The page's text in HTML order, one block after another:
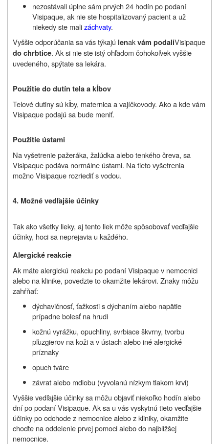
nezostávali úplne sám prvých 24 hodín po podaní
Visipaque, ak nie ste hospitalizovaný pacient a už
niekedy ste malizáchvaty.
Vyššie odporúčania sa vás týkajú lenakvám podaliVisipaque
do chrbtice. Ak si nie ste istý ohľadom čohokoľvek vyššie
uvedeného, spýtate sa lekára.
Použitie do dutín tela a kĺbov
Telové dutiny sú kĺby, maternica a vajíčkovody. Ako a kde vám
Visipaque podajú sa bude meniť.
Použitie ústami
Na vyšetrenie pažeráka, žalúdka alebo tenkého čreva, sa
Visipaque podáva normálne ústami. Na tieto vyšetrenia
možno Visipaque rozriediť s vodou.
4. Možné vedľajšie účinky
Tak ako všetky lieky, aj tento liek môže spôsobovať vedľajšie
účinky, hoci sa neprejavia u každého.
Alergické reakcie
Ak máte alergickú reakciu po podaní Visipaque v nemocnici
alebo na klinike, povedzte to okamžite lekárovi. Znaky môžu
zahŕňať:
dýchavičnosť, ťažkosti s dýchaním alebo napätie
prípadne bolesť na hrudi
kožnú vyrážku, opuchliny, svrbiace škvrny, tvorbu
pľuzgierov na koži a v ústach alebo iné alergické
príznaky
opuch tváre
závrat alebo mdlobu (vyvolanú nízkym tlakom krvi)
Vyššie vedľajšie účinky sa môžu objaviť niekoľko hodín alebo
dní po podaní Visipaque. Ak sa u vás vyskytnú tieto vedľajšie
účinky po odchode z nemocnice alebo z kliniky, okamžite
choďte na oddelenie prvej pomoci alebo do najbližšej
nemocnice.